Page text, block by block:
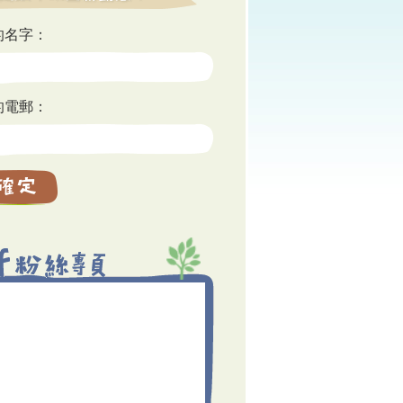
字：
郵：